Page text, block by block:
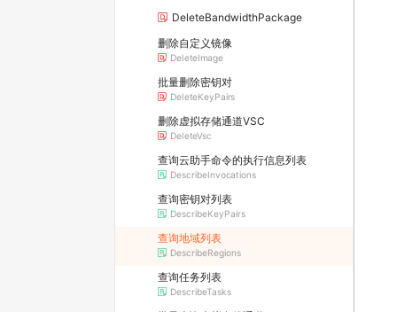
DeleteBandwidthPackage
删除自定义镜像
DeleteImage
批量删除密钥对
DeleteKeyPairs
删除虚拟存储通道VSC
DeleteVsc
查询云助手命令的执行信息列表
DescribeInvocations
查询密钥对列表
DescribeKeyPairs
查询地域列表
DescribeRegions
查询任务列表
DescribeTasks